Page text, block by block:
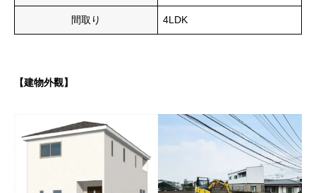
間取り 4LDK
【建物外觀】